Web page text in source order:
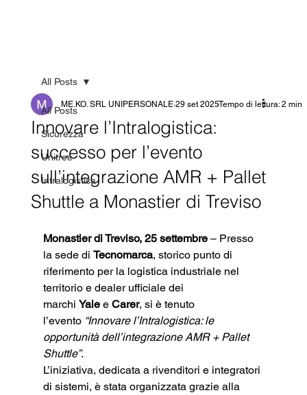
All Posts
Sicurezza
Unitree
Intralogistica
All Posts
Innovare l’Intralogistica:
successo per l’evento
sull’integrazione AMR + Pallet
Shuttle a Monastier di Treviso
ME.KO. SRL UNIPERSONALE 29 set 2025Tempo di lettura: 2 min
Monastier di Treviso, 25 settembre – Presso
la sede di Tecnomarca, storico punto di
riferimento per la logistica industriale nel
territorio e dealer ufficiale dei
marchi Yale e Carer, si è tenuto
l’evento “Innovare l’Intralogistica: le
opportunità dell’integrazione AMR + Pallet
Shuttle”.
L’iniziativa, dedicata a rivenditori e integratori
di sistemi, è stata organizzata grazie alla